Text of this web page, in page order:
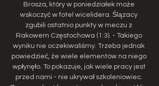
Brosza, który w poniedziałek może
wskoczyć w fotel wicelidera. Ślązacy
zgubili ostatnio punkty w meczu z
Rakowem Częstochowa (1:3). - Takiego
wyniku nie oczekiwaliśmy. Trzeba jednak
powiedzieć, że wiele elementów na niego
wpłynęło. To pokazuje, jak wiele pracy jest
przed nami - nie ukrywał szkoleniowiec.